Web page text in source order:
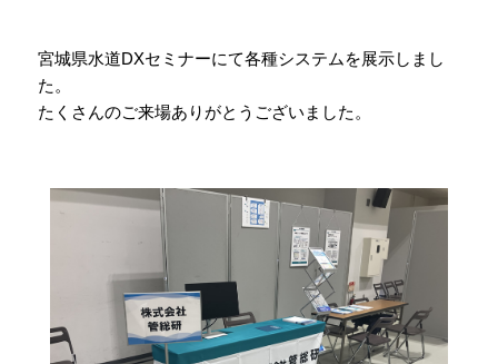
宮城県水道DXセミナーにて各種システムを展示しまし
た。
たくさんのご来場ありがとうございました。